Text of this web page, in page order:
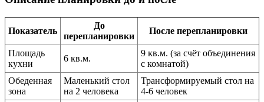
Показатель
До
перепланировки
После перепланировки
Площадь
кухни
6 кв.м.
9 кв.м. (за счёт объединения
с комнатой)
Обеденная
зона
Маленький стол
на 2 человека
Трансформируемый стол на
4-6 человек